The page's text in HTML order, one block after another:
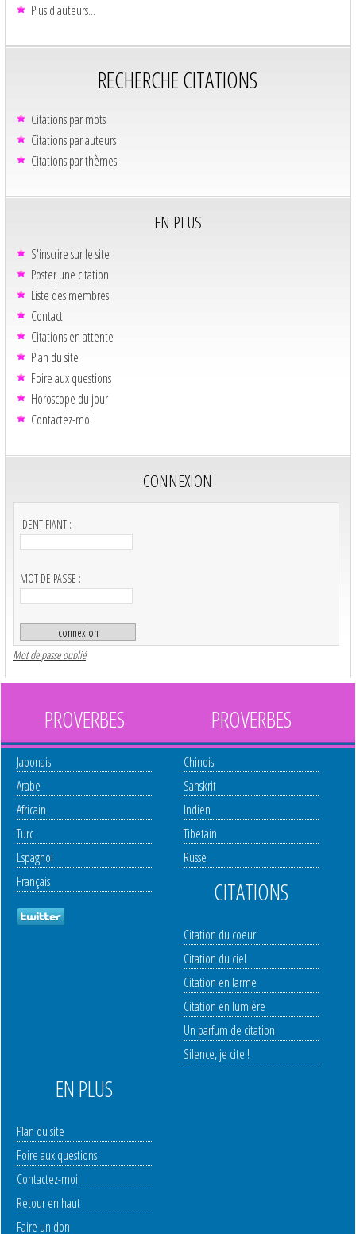
Plus d'auteurs...
RECHERCHE CITATIONS
Citations par mots
Citations par auteurs
Citations par thèmes
EN PLUS
S'inscrire sur le site
Poster une citation
Liste des membres
Contact
Citations en attente
Plan du site
Foire aux questions
Horoscope du jour
Contactez-moi
CONNEXION
IDENTIFIANT :
MOT DE PASSE :
Mot de passe oublié
PROVERBES
Japonais
Arabe
Africain
Turc
Espagnol
Français
PROVERBES
Chinois
Sanskrit
Indien
Tibetain
Russe
CITATIONS
Citation du coeur
Citation du ciel
Citation en larme
Citation en lumière
Un parfum de citation
Silence, je cite !
EN PLUS
Plan du site
Foire aux questions
Contactez-moi
Retour en haut
Faire un don